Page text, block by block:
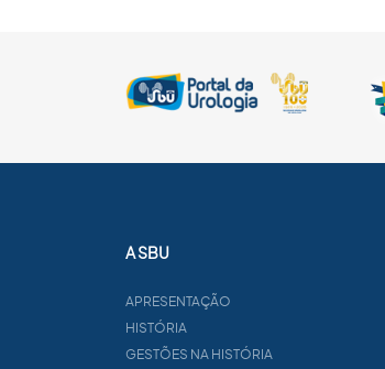
A SBU
APRESENTAÇÃO
HISTÓRIA
GESTÕES NA HISTÓRIA